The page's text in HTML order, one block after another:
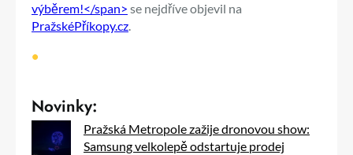
výběrem!</span> se nejdříve objevil na
PražskéPříkopy.cz.
•
Novinky:
Pražská Metropole zažije dronovou show:
Samsung velkolepě odstartuje prodej